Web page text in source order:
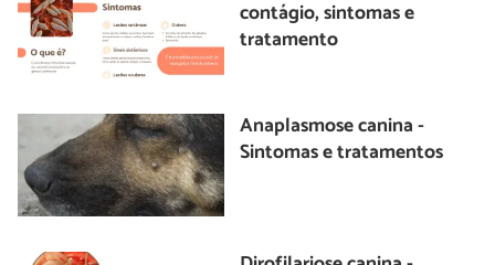
contágio, sintomas e
tratamento
Anaplasmose canina -
Sintomas e tratamentos